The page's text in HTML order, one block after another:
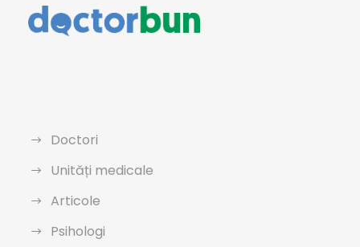
Doctori
Unități medicale
Articole
Psihologi